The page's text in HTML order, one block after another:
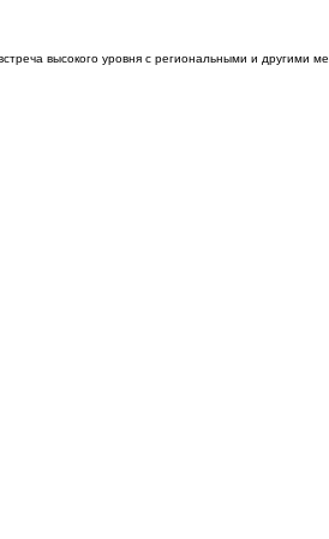
высокого уровня с региональными и другими